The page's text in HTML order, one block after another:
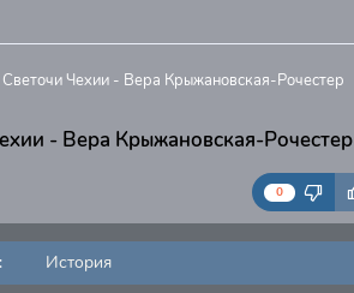
Светочи Чехии - Вера Крыжановская-Рочестер
- Вера Крыжановская-Рочестер
0
История